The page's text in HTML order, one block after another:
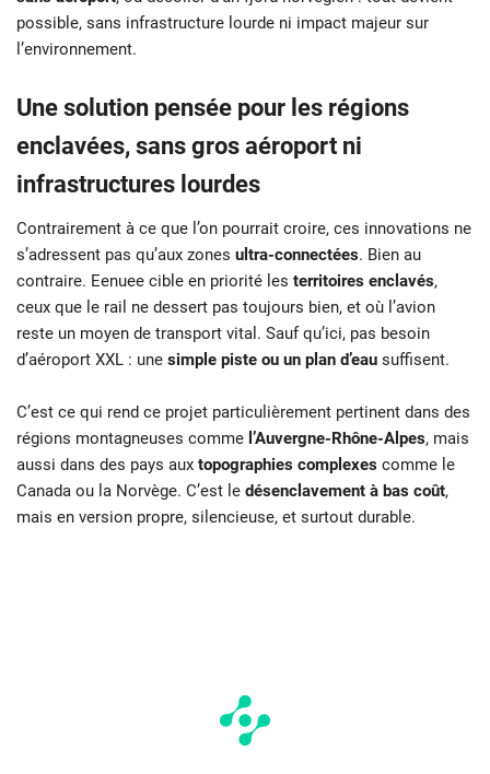
possible, sans infrastructure lourde ni impact majeur sur
l’environnement.
Une solution pensée pour les régions
enclavées, sans gros aéroport ni
infrastructures lourdes
Contrairement à ce que l’on pourrait croire, ces innovations ne
s’adressent pas qu’aux zones ultra-connectées. Bien au
contraire. Eenuee cible en priorité les territoires enclavés,
ceux que le rail ne dessert pas toujours bien, et où l’avion
reste un moyen de transport vital. Sauf qu’ici, pas besoin
d’aéroport XXL : une simple piste ou un plan d’eau suffisent.
C’est ce qui rend ce projet particulièrement pertinent dans des
régions montagneuses comme l’Auvergne-Rhône-Alpes, mais
aussi dans des pays aux topographies complexes comme le
Canada ou la Norvège. C’est le désenclavement à bas coût,
mais en version propre, silencieuse, et surtout durable.